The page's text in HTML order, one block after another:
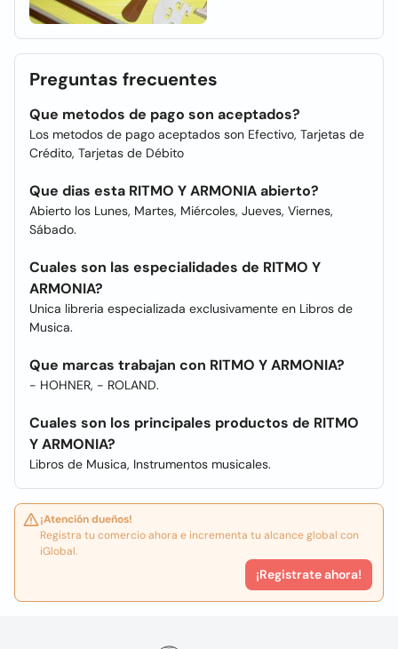
Preguntas frecuentes
Que metodos de pago son aceptados?
Los metodos de pago aceptados son Efectivo, Tarjetas de
Crédito, Tarjetas de Débito
Que dias esta RITMO Y ARMONIA abierto?
Abierto los Lunes, Martes, Miércoles, Jueves, Viernes,
Sábado.
Cuales son las especialidades de RITMO Y
ARMONIA?
Unica libreria especializada exclusivamente en Libros de
Musica.
Que marcas trabajan con RITMO Y ARMONIA?
- HOHNER, - ROLAND.
Cuales son los principales productos de RITMO
Y ARMONIA?
Libros de Musica, Instrumentos musicales.
¡Atención dueños!
Registra tu comercio ahora e incrementa tu alcance global con
iGlobal.
¡Registrate ahora!